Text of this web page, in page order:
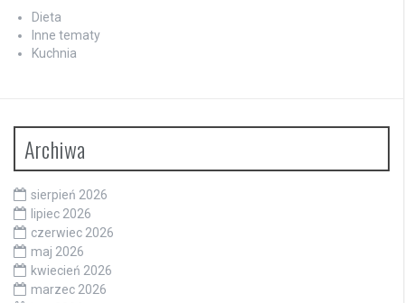
Dieta
Inne tematy
Kuchnia
Archiwa
sierpień 2026
lipiec 2026
czerwiec 2026
maj 2026
kwiecień 2026
marzec 2026